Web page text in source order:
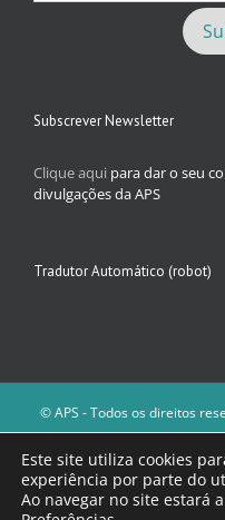
Subscrever Newsletter
Clique aqui para dar o seu
divulgações da APS
Tradutor Automático (robot)
© APS - Todos os direitos
A Direção da APS reserva-se
violem
Os textos assinados e as
Este site utiliza cookies
experiência por parte do
Ao navegar no site estará